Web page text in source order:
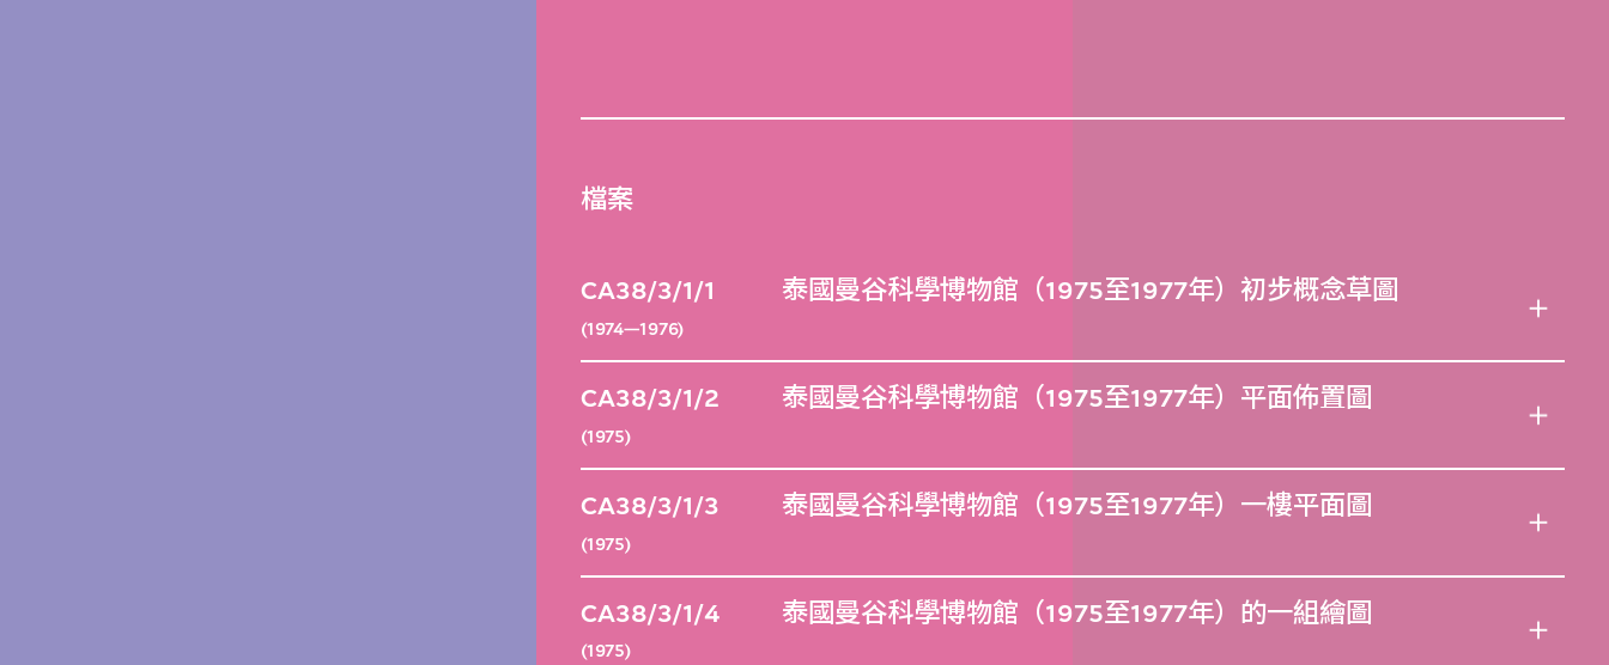
檔案
CA38/3/1/1
(1974—1976)
泰國曼谷科學博物館（1975至1977年）初步概念草圖
CA38/3/1/2
(1975)
泰國曼谷科學博物館（1975至1977年）平面佈置圖
CA38/3/1/3
(1975)
泰國曼谷科學博物館（1975至1977年）一樓平面圖
CA38/3/1/4
(1975)
泰國曼谷科學博物館（1975至1977年）的一組繪圖